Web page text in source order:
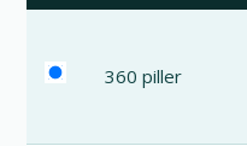
360 piller